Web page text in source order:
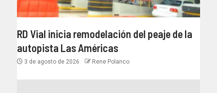
RD Vial inicia remodelación del peaje de la
autopista Las Américas
3 de agosto de 2026 Rene Polanco